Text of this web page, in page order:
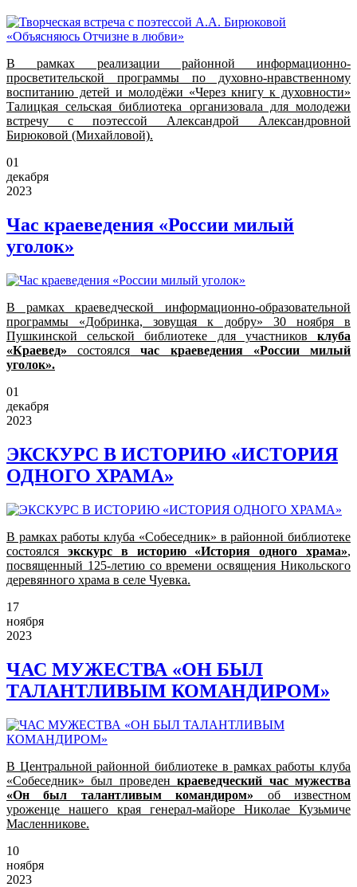
В рамках реализации районной информационно-
просветительской программы по духовно-нравственному
воспитанию детей и молодёжи «Через книгу к духовности»
Талицкая сельская библиотека организовала для молодежи
встречу с поэтессой Александрой Александровной
Бирюковой (Михайловой).
01
декабря
2023
Час краеведения «России милый
уголок»
В рамках краеведческой информационно-образовательной
программы «Добринка, зовущая к добру» 30 ноября в
Пушкинской сельской библиотеке для участников клуба
«Краевед» состоялся час краеведения «России милый
уголок».
01
декабря
2023
ЭКСКУРС В ИСТОРИЮ «ИСТОРИЯ
ОДНОГО ХРАМА»
В рамках работы клуба «Собеседник» в районной библиотеке
состоялся экскурс в историю «История одного храма»,
посвященный 125-летию со времени освящения Никольского
деревянного храма в селе Чуевка.
17
ноября
2023
ЧАС МУЖЕСТВА «ОН БЫЛ
ТАЛАНТЛИВЫМ КОМАНДИРОМ»
В Центральной районной библиотеке в рамках работы клуба
«Собеседник» был проведенкраеведческий час мужества
«Он был талантливым командиром» об известном
уроженце нашего края генерал-майоре Николае Кузьмиче
Масленникове.
10
ноября
2023